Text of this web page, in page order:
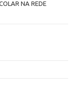
NA REDE